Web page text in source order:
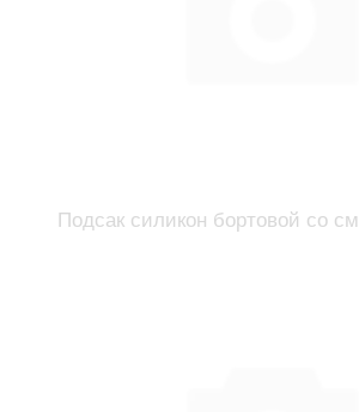
Подсак силикон бортовой со